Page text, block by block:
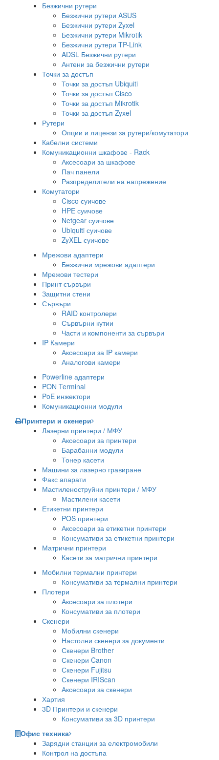
Безжични рутери
Безжични рутери ASUS
Безжични рутери Zyxel
Безжични рутери Mikrotik
Безжични рутери TP-Link
ADSL Безжични рутери
Антени за безжични рутери
Точки за достъп
Точки за достъп Ubiquiti
Точки за достъп Cisco
Точки за достъп Mikrotik
Точки за достъп Zyxel
Рутери
Опции и лицензи за рутери/комутатори
Кабелни системи
Комуникационни шкафове - Rack
Аксесоари за шкафове
Пач панели
Разпределители на напрежение
Комутатори
Cisco суичове
HPE суичове
Netgear суичове
Ubiquiti суичове
ZyXEL суичове
Мрежови адаптери
Безжични мрежови адаптери
Мрежови тестери
Принт сървъри
Защитни стени
Сървъри
RAID контролери
Сървърни кутии
Части и компоненти за сървъри
IP Камери
Аксесоари за IP камери
Аналогови камери
Powerline адаптери
PON Terminal
PoE инжектори
Комуникационни модули
Принтери и скенери
Лазерни принтери / МФУ
Аксесоари за принтери
Барабанни модули
Тонер касети
Машини за лазерно гравиране
Факс апарати
Мастиленоструйни принтери / МФУ
Мастилени касети
Етикетни принтери
POS принтери
Аксесоари за етикетни принтери
Консумативи за етикетни принтери
Матрични принтери
Касети за матрични принтери
Мобилни термални принтери
Консумативи за термални принтери
Плотери
Аксесоари за плотери
Консумативи за плотери
Скенери
Мобилни скенери
Настолни скенери за документи
Скенери Brother
Скенери Canon
Скенери Fujitsu
Скенери IRIScan
Аксесоари за скенери
Хартия
3D Принтери и скенери
Консумативи за 3D принтери
Офис техника
Зарядни станции за електромобили
Контрол на достъпа